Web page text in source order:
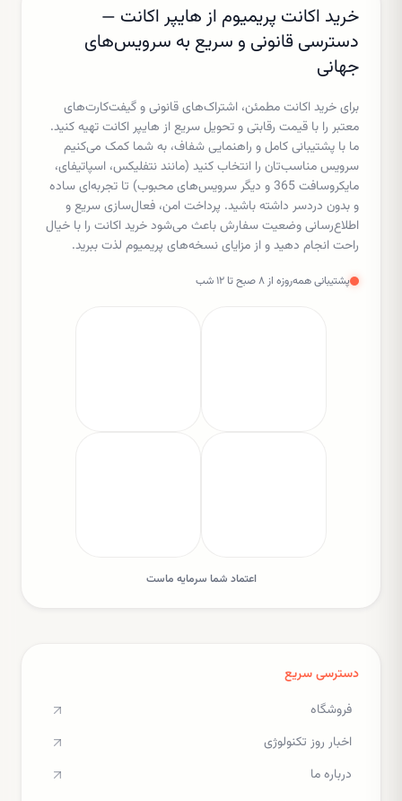
خرید اکانت پریمیوم از هایپر اکانت —
دسترسی قانونی و سریع به سرویس‌های
جهانی
برای خرید اکانت مطمئن، اشتراک‌های قانونی و گیفت‌کارت‌های
معتبر را با قیمت رقابتی و تحویل سریع از هایپر اکانت تهیه کنید.
ما با پشتیبانی کامل و راهنمایی شفاف، به شما کمک می‌کنیم
سرویس مناسب‌تان را انتخاب کنید (مانند نتفلیکس، اسپاتیفای،
مایکروسافت 365 و دیگر سرویس‌های محبوب) تا تجربه‌ای ساده
و بدون دردسر داشته باشید. پرداخت امن، فعال‌سازی سریع و
اطلاع‌رسانی وضعیت سفارش باعث می‌شود خرید اکانت را با خیال
راحت انجام دهید و از مزایای نسخه‌های پریمیوم لذت ببرید.
پشتیبانی همه‌روزه از ۸ صبح تا ۱۲ شب
اعتماد شما سرمایه ماست
دسترسی سریع
فروشگاه
اخبار روز تکنولوژی
درباره ما